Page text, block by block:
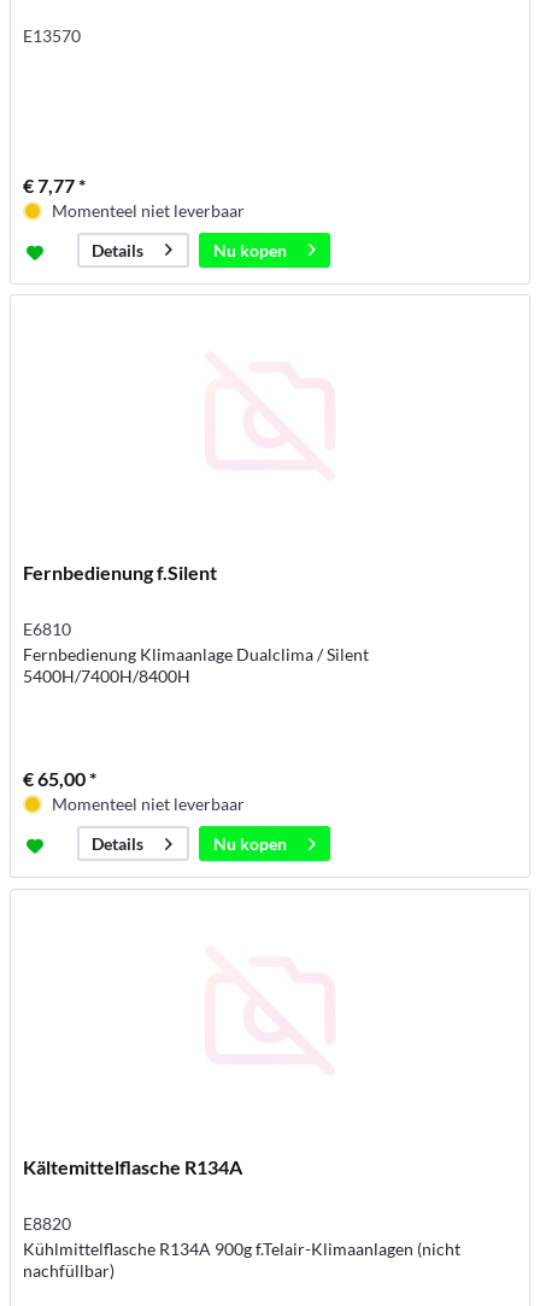
E13570
€ 7,77 *
Momenteel niet leverbaar
Details
Nu kopen
Fernbedienung f.Silent
E6810
Fernbedienung Klimaanlage Dualclima / Silent
5400H/7400H/8400H
€ 65,00 *
Momenteel niet leverbaar
Details
Nu kopen
Kältemittelflasche R134A
E8820
Kühlmittelflasche R134A 900g f.Telair-Klimaanlagen (nicht
nachfüllbar)